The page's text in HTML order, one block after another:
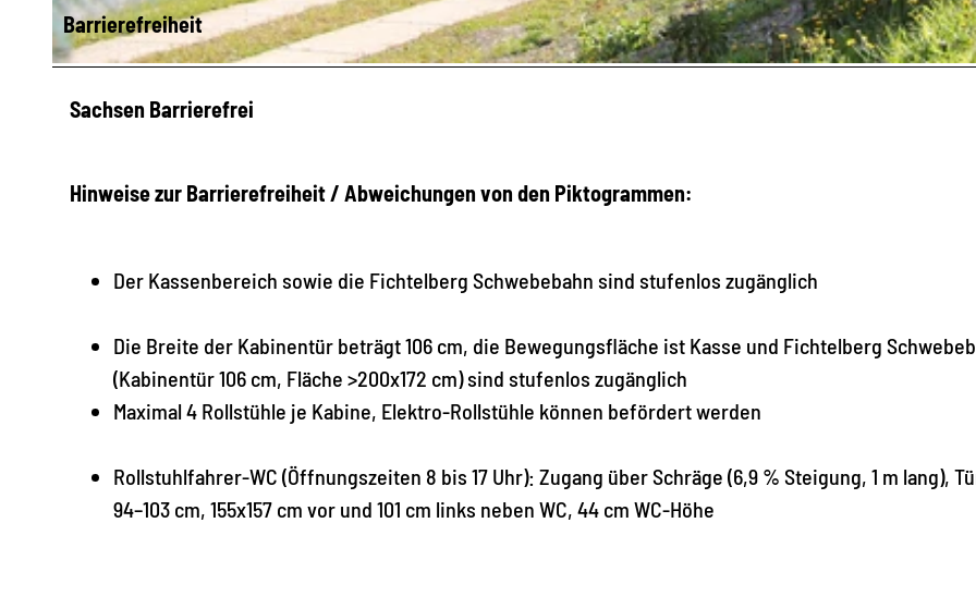
Barrierefreiheit
Sachsen Barrierefrei
Hinweise zur Barrierefreiheit / Abweichungen von den Piktogrammen:
Der Kassenbereich sowie die Fichtelberg Schwebebahn sind stufenlos zugänglich
Die Breite der Kabinentür beträgt 106 cm, die Bewegungsfläche ist Kasse und Fichtelberg
(Kabinentür 106 cm, Fläche >200x172 cm) sind stufenlos zugänglich
Maximal 4 Rollstühle je Kabine, Elektro-Rollstühle können befördert werden
Rollstuhlfahrer-WC (Öffnungszeiten 8 bis 17 Uhr): Zugang über Schräge (6,9 % Steigung, 1 m lang),
94–103 cm, 155x157 cm vor und 101 cm links neben WC, 44 cm WC-Höhe